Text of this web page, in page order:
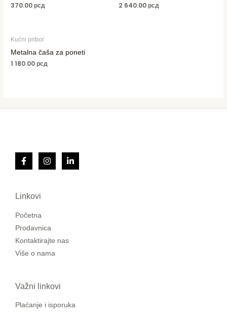
370.00рсд 2 640.00рсд
Kućni pribor
Metalna čaša za poneti
1 180.00рсд
Linkovi
Početna
Prodavnica
Kontaktirajte nas
Više o nama
Važni linkovi
Plaćanje i isporuka